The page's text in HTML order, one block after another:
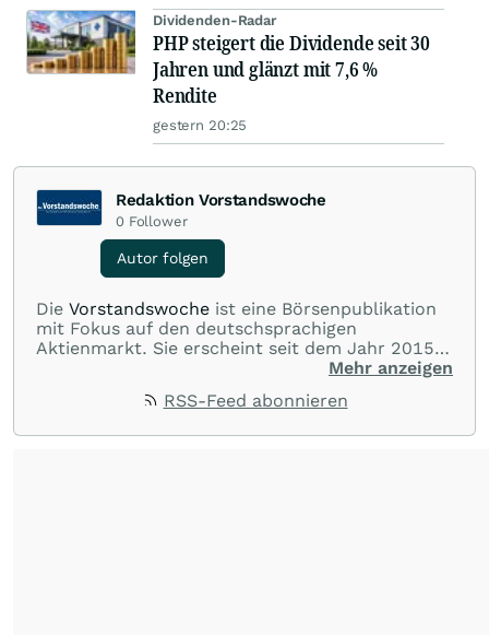
Dividenden-Radar
PHP steigert die Dividende seit 30
Jahren und glänzt mit 7,6 %
Rendite
gestern 20:25
Redaktion Vorstandswoche
0 Follower
Autor folgen
Die Vorstandswoche ist eine Börsenpublikation
mit Fokus auf den deutschsprachigen
Aktienmarkt. Sie erscheint seit dem Jahr 2015
und berichtet fundiert und exklusiv überMehr anzeigen
RSS-Feed abonnieren